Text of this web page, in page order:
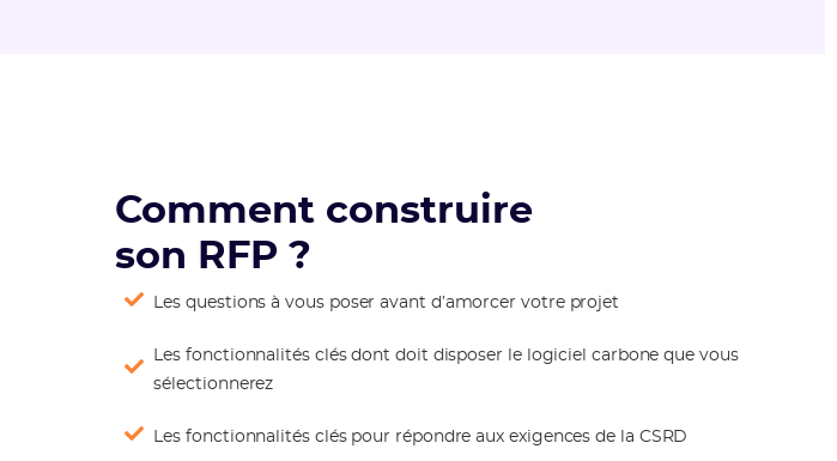
Comment construire
son RFP ?
Les questions à vous poser avant d’amorcer votre projet
Les fonctionnalités clés dont doit disposer le logiciel carbone que vous
sélectionnerez
Les fonctionnalités clés pour répondre aux exigences de la CSRD